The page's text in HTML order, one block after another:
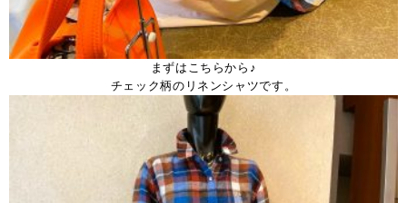
まずはこちらから♪
チェック柄のリネンシャツです。